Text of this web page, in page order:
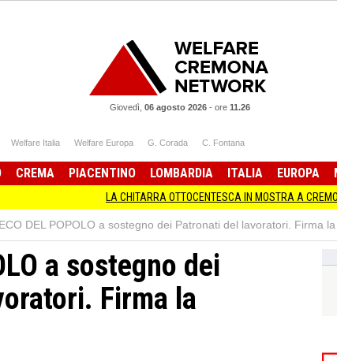
Giovedì, 06 agosto 2026 - ore 11.26
Welfare Italia Welfare Europa G. Corada C. Fontana
CREMA PIACENTINO LOMBARDIA ITALIA EUROPA
LA CHITARRA OTTOCENTESCA IN MOSTRA A CREMONA
DEL POPOLO a sostegno dei Patronati del lavoratori. Firma la
a sostegno dei
Firma la